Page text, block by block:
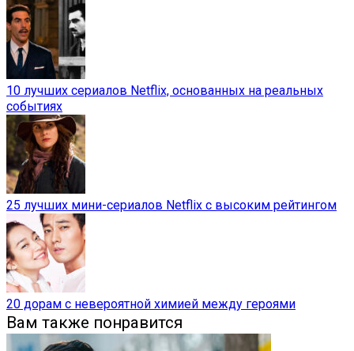
10 лучших сериалов Netflix, основанных на реальных
событиях
25 лучших мини-сериалов Netflix с высоким рейтингом
20 дорам с невероятной химией между героями
Вам также понравится